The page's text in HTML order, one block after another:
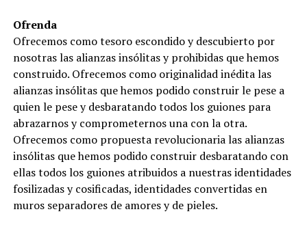
Ofrenda
Ofrecemos como tesoro escondido y descubierto por
nosotras las alianzas insólitas y prohibidas que hemos
construido. Ofrecemos como originalidad inédita las
alianzas insólitas que hemos podido construir le pese a
quien le pese y desbaratando todos los guiones para
abrazarnos y comprometernos una con la otra.
Ofrecemos como propuesta revolucionaria las alianzas
insólitas que hemos podido construir desbaratando con
ellas todos los guiones atribuidos a nuestras identidades
fosilizadas y cosificadas, identidades convertidas en
muros separadores de amores y de pieles.